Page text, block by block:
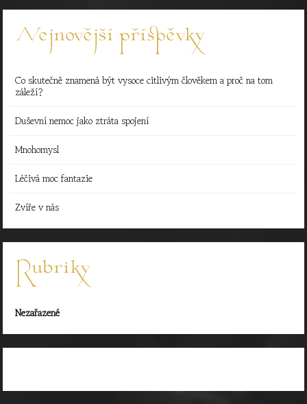
Nejnovější příspěvky
Co skutečně znamená být vysoce citlivým člověkem a proč na tom
záleží?
Duševní nemoc jako ztráta spojení
Mnohomysl
Léčivá moc fantazie
Zvíře v nás
Rubriky
Nezařazené